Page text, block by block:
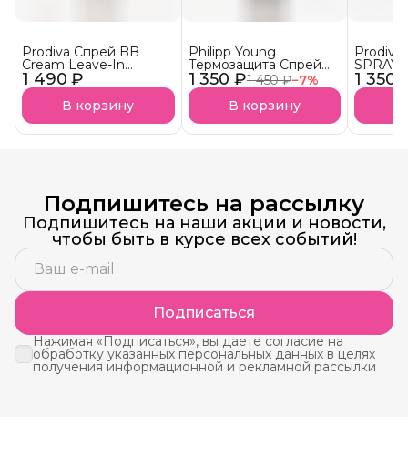
1 490 ₽
Prodiva Спрей BB
Cream Leave-In
Универсальная
кремовая
термозащита для
волос
В корзину
1 350 ₽1 450 ₽−7%
Philipp Young
Термозащита Спрей
Thermal Protection
Hair Spray - Glow
В корзину
1 350
Prodiva
SPRAY
спрей
АКЦИЯ!
Подпишитесь на рассылку
Подпишитесь на наши акции и новости,
чтобы быть в курсе всех событий!
Подписаться
Нажимая «Подписаться», вы даете согласие на
обработку указанных персональных данных в целях
получения информационной и рекламной рассылки